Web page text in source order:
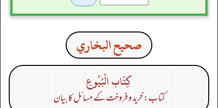
صحيح البخاري
كِتَاب الْبُيُوعِ
کتاب: خرید و فروخت کے مسائل کا بیان